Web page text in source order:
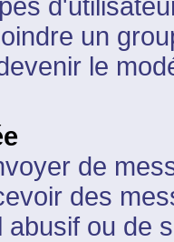
un
le
de
des
ou de